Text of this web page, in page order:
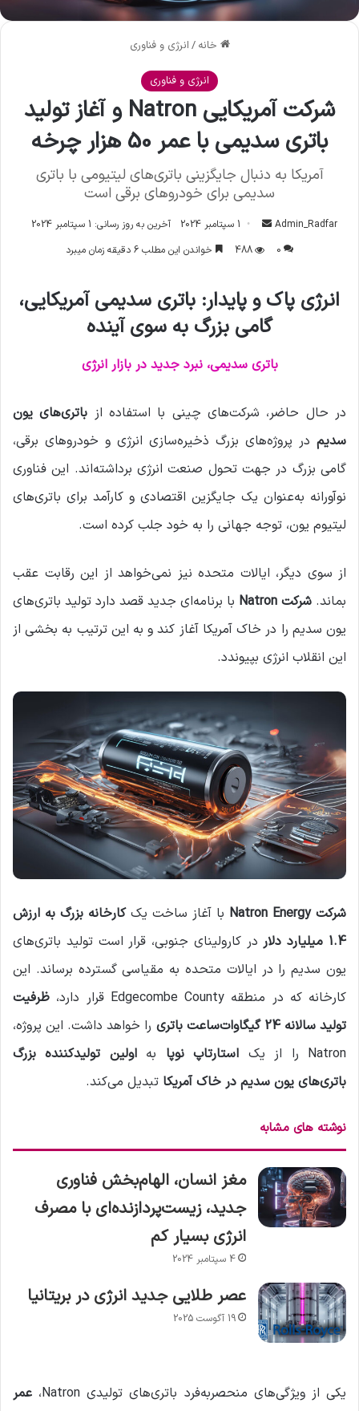
خانه / انرژی و فناوری
انرژی و فناوری
شرکت آمریکایی Natron و آغاز تولید
باتری سدیمی با عمر 50 هزار چرخه
آمریکا به دنبال جایگزینی باتری‌های لیتیومی با باتری
سدیمی برای خودروهای برقی است
Admin_Radfar
ر
ل
ا
م
1 سپتامبر 2024
آخرین به روز رسانی: 1 سپتامبر 2024
0
488 خواندن این مطلب 6 دقیقه زمان میبرد
انرژی پاک و پایدار: باتری سدیمی آمریکایی،
گامی بزرگ به سوی آینده
باتری سدیمی، نبرد جدید در بازار انرژی
در حال حاضر، شرکت‌های چینی با استفاده از باتری‌های یون
سدیم در پروژه‌های بزرگ ذخیره‌سازی انرژی و خودروهای برقی،
گامی بزرگ در جهت تحول صنعت انرژی برداشته‌اند. این فناوری
نوآورانه به‌عنوان یک جایگزین اقتصادی و کارآمد برای باتری‌های
لیتیوم یون، توجه جهانی را به خود جلب کرده است.
از سوی دیگر، ایالات متحده نیز نمی‌خواهد از این رقابت عقب
بماند. شرکت Natron
با برنامه‌ای جدید قصد دارد تولید باتری‌های
یون سدیم را در خاک آمریکا آغاز کند و به این ترتیب به بخشی از
این انقلاب انرژی بپیوندد.
شرکت Natron Energy با آغاز ساخت یککارخانه بزرگ به ارزش
1.4 میلیارد دلار
در کارولینای جنوبی، قرار است تولید باتری‌های
یون سدیم را در ایالات متحده به مقیاسی گسترده برساند. این
کارخانه که در منطقه Edgecombe County قرار دارد،
ظرفیت
تولید سالانه 24 گیگاوات‌ساعت باتری
را خواهد داشت. این پروژه،
Natron را از یک
استارتاپ نوپا بهاولین تولیدکننده بزرگ
باتری‌های یون سدیم در خاک آمریکا تبدیل می‌کند.
نوشته های مشابه
مغز انسان، الهام‌بخش فناوری
جدید، زیست‌پردازنده‌ای با مصرف
انرژی بسیار کم
4 سپتامبر 2024
عصر طلایی جدید انرژی در بریتانیا
19 آگوست 2025
یکی از ویژگی‌های منحصربه‌فرد باتری‌های تولیدی Natron،
عمر